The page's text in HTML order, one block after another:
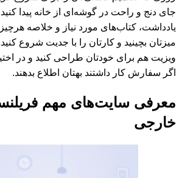
جای دنج و راحت در گوشه‌ای از خانه پیدا
یادداشت، کتاب‌های مورد نیاز و خلاصه
میزتان بچینید و کارتان را با جدیت شروع
ویزیت هم برای خودتان طراحی کنید و در
اگر سفارش کار داشتند بهتان اطلاع بدهند.
معرفی سایت‌های مهم
خارجی